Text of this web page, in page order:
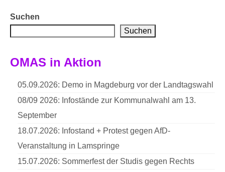
Suchen
Suchen
OMAS in Aktion
05.09.2026: Demo in Magdeburg vor der Landtagswahl
08/09 2026: Infostände zur Kommunalwahl am 13.
September
18.07.2026: Infostand + Protest gegen AfD-
Veranstaltung in Lamspringe
15.07.2026: Sommerfest der Studis gegen Rechts